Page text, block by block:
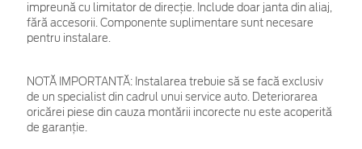
impreună cu limitator de direcţie. Include doar janta din aliaj,
fără accesorii. Componente suplimentare sunt necesare
pentru instalare.
NOTĂ IMPORTANTĂ: Instalarea trebuie să se facă exclusiv
de un specialist din cadrul unui service auto. Deteriorarea
oricărei piese din cauza montării incorecte nu este acoperită
de garanţie.